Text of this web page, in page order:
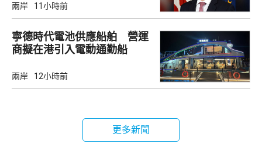
兩岸 11小時前
寧德時代電池供應船舶 營運
商擬在港引入電動通勤船
兩岸 12小時前
更多新聞